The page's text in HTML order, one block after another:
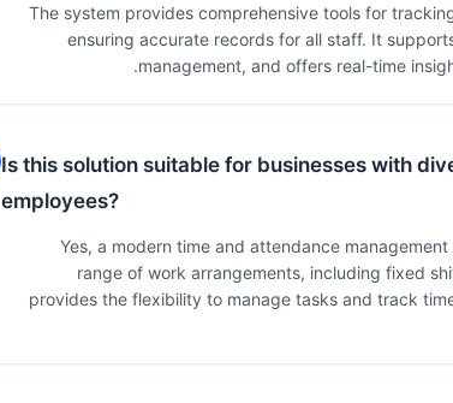
The system provides comprehensive tools for
ensuring accurate records for all staff. It
management, and offers real-time
Is this solution suitable for businesses with
employees?
Yes, a modern time and attendance
range of work arrangements, including fixed
provides the flexibility to manage tasks and track